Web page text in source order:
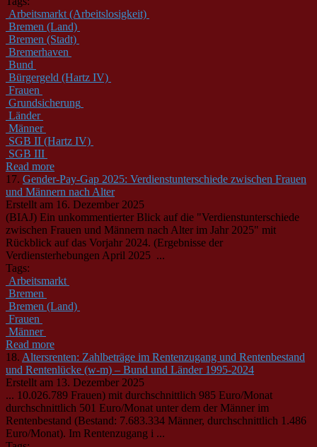
Arbeitsmarkt (Arbeitslosigkeit)
Bremen (Land)
Bremen (Stadt)
Bremerhaven
Bund
Bürgergeld (Hartz IV)
Frauen
Grundsicherung
Länder
Männer
SGB II (Hartz IV)
SGB III
Read more
17. Gender-Pay-Gap 2025: Verdienstunterschiede zwischen Frauen
und Männern nach Alter
Erstellt am 16. Dezember 2025
(BIAJ) Ein unkommentierter Blick auf die "Verdienstunterschiede
zwischen Frauen und Männern nach Alter im Jahr 2025" mit
Rückblick auf das Vorjahr 2024. (Ergebnisse der
Verdiensterhebungen April 2025 ...
Tags:
Arbeitsmarkt
Bremen
Bremen (Land)
Frauen
Männer
Read more
18. Altersrenten: Zahlbeträge im Rentenzugang und Rentenbestand
und Rentenlücke (w-m) – Bund und Länder 1995-2024
Erstellt am 13. Dezember 2025
... 10.026.789 Frauen) mit durchschnittlich 985 Euro/Monat
durchschnittlich 501 Euro/Monat unter dem der Männer im
Rentenbestand (Bestand: 7.683.334 Männer, durchschnittlich 1.486
Euro/Monat). Im Rentenzugang i ...